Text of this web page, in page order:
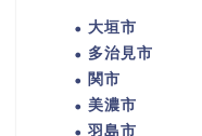
大垣市
多治見市
関市
美濃市
羽島市